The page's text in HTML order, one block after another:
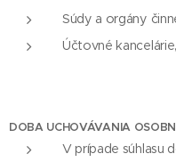
Súdy a orgány
Účtovné
DOBA UCHOVÁVANIA
V prípade súhlasu